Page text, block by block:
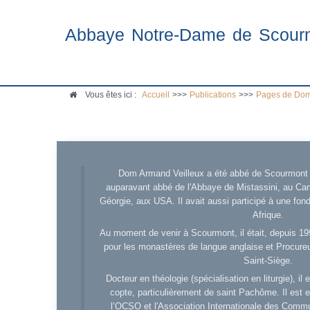
Abbaye Notre-Dame de
Vous êtes ici : Accueil >>> Publications >>> Pages de
Dom Armand Veilleux a été abbé de
auparavant abbé de l'Abbaye de Mistassini, au
Géorgie, aux USA. Il avait aussi participé à une
Afrique.
Au moment de venir à Scourmont, il était, depuis
pour les monastères de langue anglaise et
Saint-Siège.
Docteur en théologie (spécialisation en liturgie), il
copte, particulièrement de saint Pachôme. Il est
l’OCSO et l'Association Internationale des